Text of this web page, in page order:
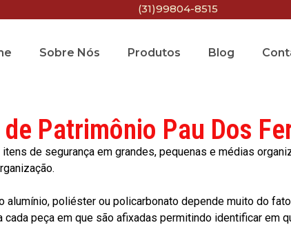
(31)99804-8515
Sobre Nós Produtos Blog
Patrimônio Pau Dos
de segurança em grandes, pequenas e médias
poliéster ou policarbonato depende muito do
peça em que são afixadas permitindo identificar em